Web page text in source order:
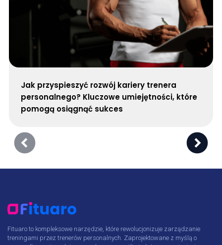
Jak przyspieszyć rozwój kariery trenera
personalnego? Kluczowe umiejętności, które
pomogą osiągnąć sukces
Fituaro to kompleksowe narzędzie, które rewolucjonizuje zarządzanie
treningami przez trenerów personalnych. Zaprojektowane z myślą o